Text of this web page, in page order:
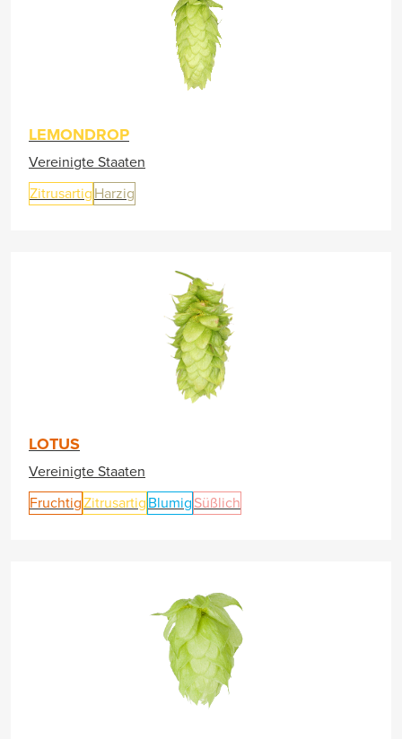
LEMONDROP
Vereinigte Staaten
Zitrusartig Harzig
LOTUS
Vereinigte Staaten
FruchtigZitrusartig Blumig Süßlich